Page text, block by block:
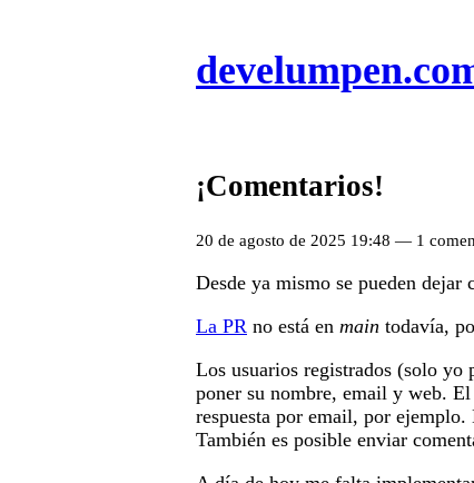
¡Comentarios!
20 de agosto de 2025 19:48 — 1
Desde ya mismo se pueden dejar
La PR no está en main todavía,
Los usuarios registrados (solo yo
poner su nombre, email y web.
respuesta por email, por
También es posible enviar